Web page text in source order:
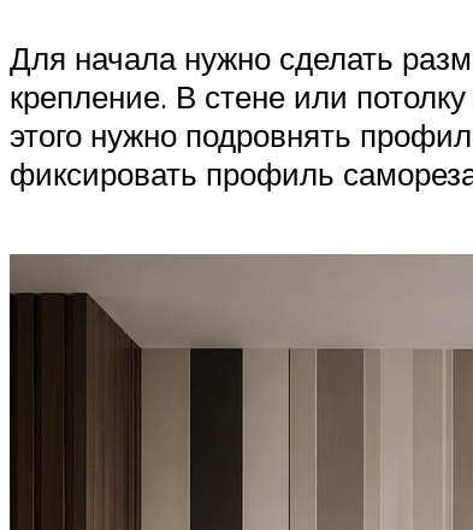
Для начала нужно сделать
крепление. В стене или
этого нужно подровнять
фиксировать профиль